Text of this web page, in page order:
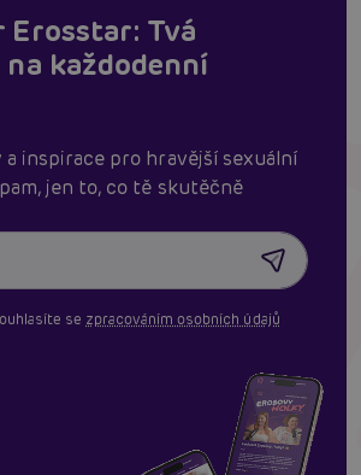
Tvá
každodenní
inspirace pro hravější sexuální
jen to, co tě skutěčně
se zpracováním osobních údajů